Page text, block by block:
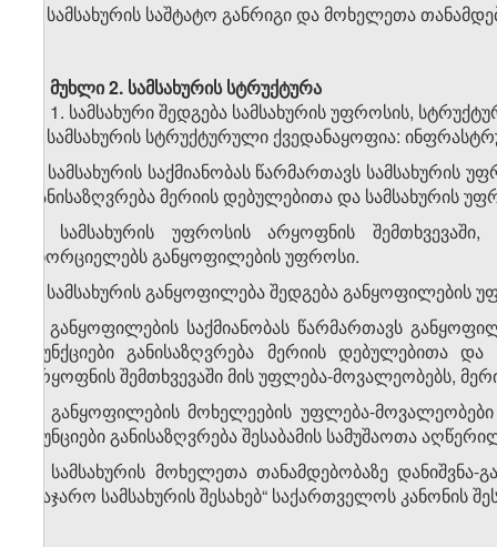
3. სამსახურის საშტატო განრიგი და მოხელეთა
მუხლი 2. სამსახურის სტრუქტურა
1. სამსახური შედგება სამსახურის უფროსის,
2. სამსახურის სტრუქტურული ქვედანაყოფია:
3. სამსახურის საქმიანობას წარმართავს
განისაზღვრება მერიის დებულებითა და სამსახურის
4. სამსახურის უფროსის არყოფნის
ახორციელებს განყოფილების უფროსი.
5. სამსახურის განყოფილება შედგება განყოფილების
6. განყოფილების საქმიანობას წარმართავს
ფუნქციები განისაზღვრება მერიის დებულებითა
არყოფნის შემთხვევაში მის უფლება-მოვალეობებს,
7. განყოფილების მოხელეების უფლება-
ფუნციები განისაზღვრება შესაბამის სამუშაოთა
8. სამსახურის მოხელეთა თანამდებობაზე
„საჯარო სამსახურის შესახებ“ საქართველოს კანონის